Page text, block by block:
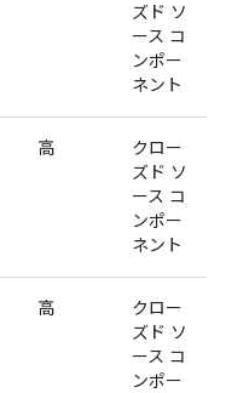
ズド ソ
ース コ
ンポー
ネント
高
クロー
ズド ソ
ース コ
ンポー
ネント
高
クロー
ズド ソ
ース コ
ンポー